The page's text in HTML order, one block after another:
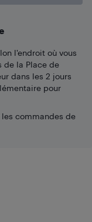
l'endroit où vous
de la Place de
dans les 2 jours
pour
les commandes de